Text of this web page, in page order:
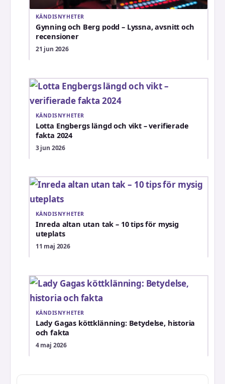
KÄNDISNYHETER
Gynning och Berg podd – Lyssna, avsnitt och
recensioner
21 jun 2026
KÄNDISNYHETER
Lotta Engbergs längd och vikt – verifierade
fakta 2024
3 jun 2026
KÄNDISNYHETER
Inreda altan utan tak – 10 tips för mysig
uteplats
11 maj 2026
KÄNDISNYHETER
Lady Gagas köttklänning: Betydelse, historia
och fakta
4 maj 2026